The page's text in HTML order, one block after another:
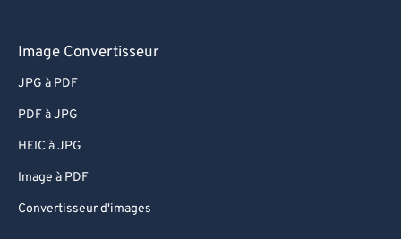
Image Convertisseur
JPG à PDF
PDF à JPG
HEIC à JPG
Image à PDF
Convertisseur d'images